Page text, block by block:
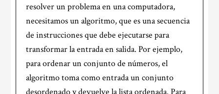
resolver un problema en una computadora,
necesitamos un algoritmo, que es una secuencia
de instrucciones que debe ejecutarse para
transformar la entrada en salida. Por ejemplo,
para ordenar un conjunto de números, el
algoritmo toma como entrada un conjunto